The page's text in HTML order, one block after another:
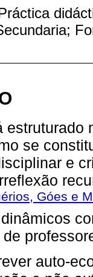
estruturado
se
e
Góes e
auto-